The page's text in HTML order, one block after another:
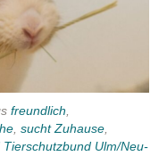
freundlich,
, sucht Zuhause,
Ulm/Neu-